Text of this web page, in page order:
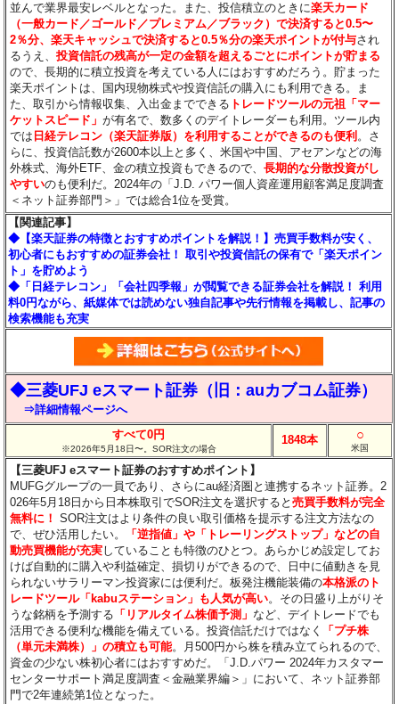
並んで業界最安レベルとなった。また、投信積立のときに楽天カード
（一般カード／ゴールド／プレミアム／ブラック）で決済すると0.5〜
2％分、楽天キャッシュで決済すると0.5％分の楽天ポイントが付与され
るうえ、投資信託の残高が一定の金額を超えるごとにポイントが貯まる
ので、長期的に積立投資を考えている人にはおすすめだろう。貯まった
楽天ポイントは、国内現物株式や投資信託の購入にも利用できる。ま
た、取引から情報収集、入出金までできる トレードツールの元祖「マー
ケットスピード」が有名で、数多くのデイトレーダーも利用。ツール内
では 日経テレコン（楽天証券版）を利用することができるのも便利 。さ
らに、投資信託数が2600本以上と多く、米国や中国、アセアンなどの海
外株式、海外ETF、金の積立投資もできるので、長期的な分散投資がし
やすいのも便利だ。2024年の「J.D. パワー個人資産運用顧客満足度調査
＜ネット証券部門＞」では総合1位を受賞。
【関連記事】
◆【楽天証券の特徴とおすすめポイントを解説！】売買手数料が安く、
初心者にもおすすめの証券会社！ 取引や投資信託の保有で「楽天ポイン
ト」を貯めよう
◆「日経テレコン」「会社四季報」が閲覧できる証券会社を解説！ 利用
料0円ながら、紙媒体では読めない独自記事や先行情報を掲載し、記事の
検索機能も充実
◆三菱UFJ eスマート証券（旧：auカブコム証券）
⇒詳細情報ページへ
すべて0円
※2026年5月18日〜。SOR注文の場合
1848本 ○
米国
【三菱UFJ eスマート証券のおすすめポイント】
MUFGグループの一員であり、さらにau経済圏と連携するネット証券。2
026年5月18日から日本株取引でSOR注文を選択すると売買手数料が完全
無料に！ SOR注文はより条件の良い取引価格を提示する注文方法なの
で、ぜひ活用したい。
「逆指値」や「トレーリングストップ」などの自
動売買機能が充実していることも特徴のひとつ。あらかじめ設定してお
けば自動的に購入や利益確定、損切りができるので、日中に値動きを見
られないサラリーマン投資家には便利だ。板発注機能装備の本格派のト
レードツール「kabuステーション」も人気が高い。その日盛り上がりそ
うな銘柄を予測する 「リアルタイム株価予測」 など、デイトレードでも
活用できる便利な機能を備えている。投資信託だけではなく
「プチ株
（単元未満株）」の積立も可能。月500円から株を積み立てられるので、
資金の少ない株初心者にはおすすめだ。「J.D.パワー 2024年カスタマー
センターサポート満足度調査＜金融業界編＞」において、ネット証券部
門で2年連続第1位となった。